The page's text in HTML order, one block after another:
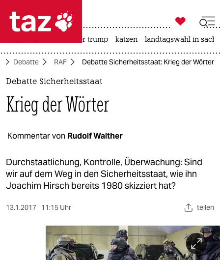
 taz zahl ich
taz zahl ich
politik
öko
gesellschaft
kultur

taz zahl ich
usa unter trump katzen landtagswahl in
Debatte RAF Debatte Sicherheitsstaat: Krieg der Wörter
Debatte Sicherheitsstaat
Krieg der Wörter
Kommentar von Rudolf Walther
Durchstaatlichung, Kontrolle, Überwachung: Sind
wir auf dem Weg in den Sicherheitsstaat, wie ihn
Joachim Hirsch bereits 1980 skizziert hat?
13.1.2017 11:15 Uhr teilen